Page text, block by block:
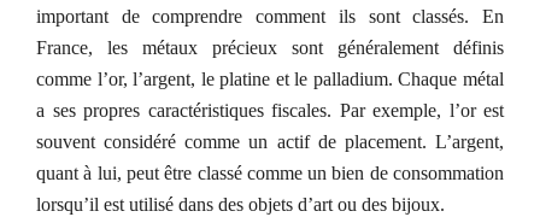
important de comprendre comment ils sont classés. En
France, les métaux précieux sont généralement définis
comme l’or, l’argent, le platine et le palladium. Chaque métal
a ses propres caractéristiques fiscales. Par exemple, l’or est
souvent considéré comme un actif de placement. L’argent,
quant à lui, peut être classé comme un bien de consommation
lorsqu’il est utilisé dans des objets d’art ou des bijoux.